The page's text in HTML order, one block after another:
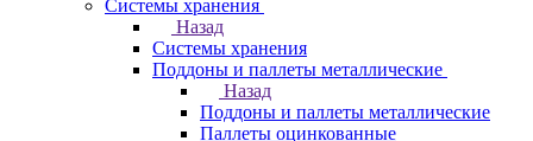
Системы хранения
Назад
Системы хранения
Поддоны и паллеты металлические
Назад
Поддоны и паллеты металлические
Паллеты оцинкованные